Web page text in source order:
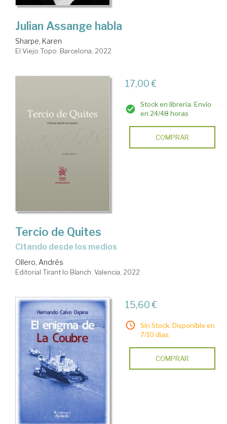
Julian Assange habla
Sharpe, Karen
El Viejo Topo. Barcelona, 2022
17,00 €
Stock en librería. Envío
en 24/48 horas
COMPRAR
Tercio de Quites
citando desde los medios
Ollero, Andrés
Editorial Tirant lo Blanch. Valencia, 2022
15,60 €
Sin Stock. Disponible en
7/10 días.
COMPRAR